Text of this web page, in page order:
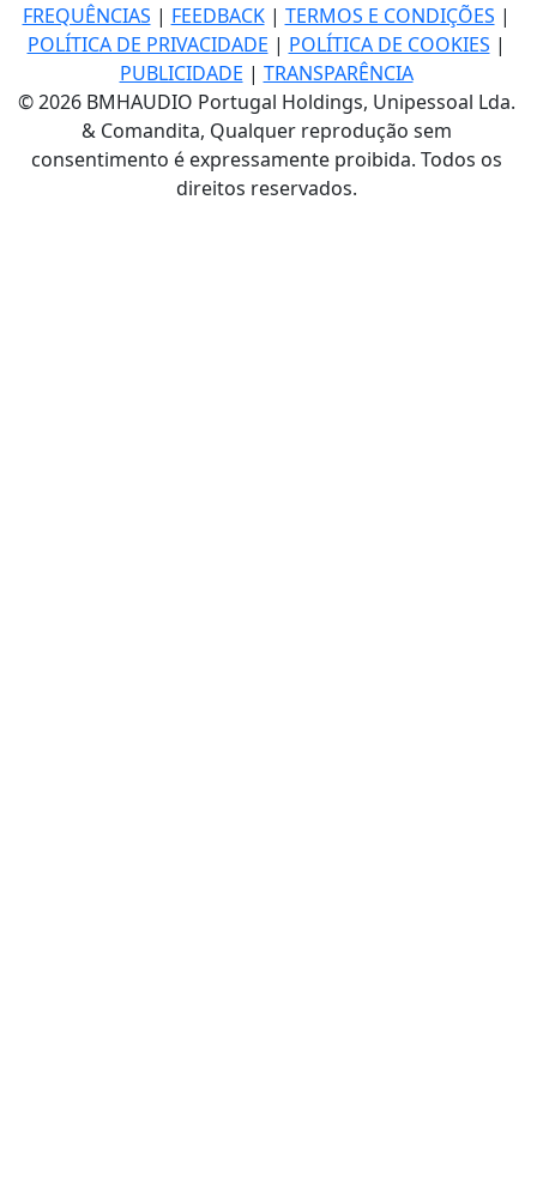
FREQUÊNCIAS | FEEDBACK| TERMOS E CONDIÇÕES |
POLÍTICA DE PRIVACIDADE | POLÍTICA DE COOKIES |
PUBLICIDADE | TRANSPARÊNCIA
© 2026 BMHAUDIO Portugal Holdings, Unipessoal Lda.
& Comandita, Qualquer reprodução sem
consentimento é expressamente proibida. Todos os
direitos reservados.